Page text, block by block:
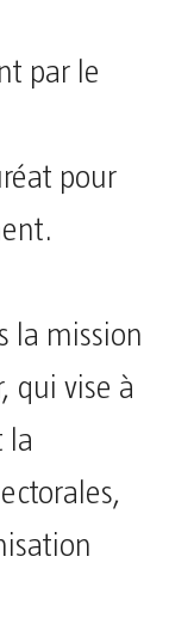
par le
pour
la mission
qui vise à
la